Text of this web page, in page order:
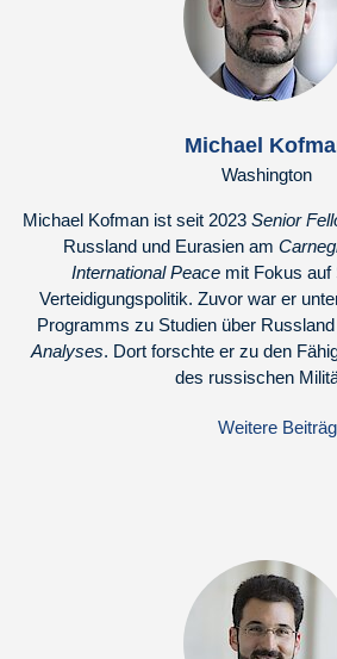
Michael
Washington
Michael Kofman ist seit 2023 Senior
Russland und Eurasien am
International Peace mit Fokus auf
Verteidigungspolitik. Zuvor war er
Programms zu Studien über
Analyses. Dort forschte er zu den
des russischen
Weitere